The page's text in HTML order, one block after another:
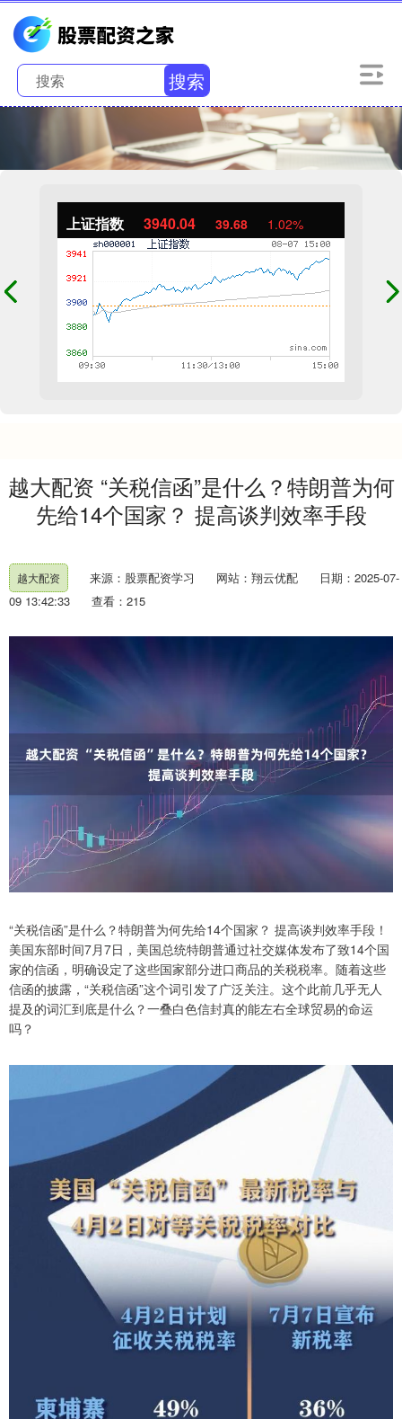
搜索
上证指数 3940.04 39.68 1.02%
越大配资 “关税信函”是什么？特朗普为何
先给14个国家？ 提高谈判效率手段
越大配资 来源：股票配资学习 网站：翔云优配
日期：2025-07-
09 13:42:33
查看：215
“关税信函”是什么？特朗普为何先给14个国家？ 提高谈判效率手段！
美国东部时间7月7日，美国总统特朗普通过社交媒体发布了致14个国
家的信函，明确设定了这些国家部分进口商品的关税税率。随着这些
信函的披露，“关税信函”这个词引发了广泛关注。这个此前几乎无人
提及的词汇到底是什么？一叠白色信封真的能左右全球贸易的命运
吗？